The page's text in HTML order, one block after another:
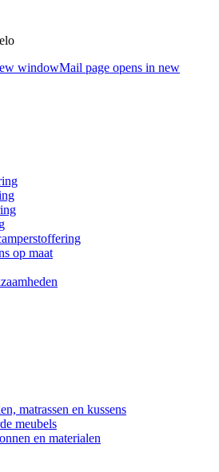
windowMail page opens in new
op maat
matrassen en kussens
meubels
en materialen